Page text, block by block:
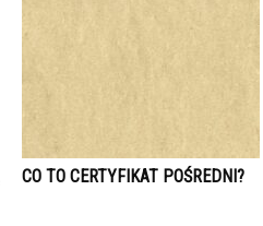
CO TO CERTYFIKAT POŚREDNI?